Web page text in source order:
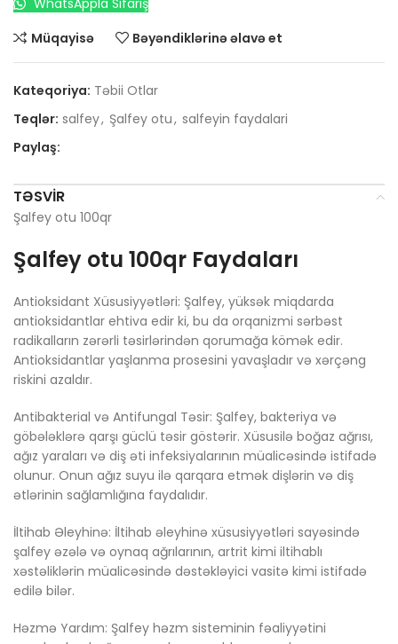
WhatsAppla Sifariş
Müqayisə
Bəyəndiklərinə əlavə et
Kateqoriya: Təbii Otlar
Teqlər: salfey, Şalfey otu, salfeyin faydalari
Paylaş:
TƏSVIR
Şalfey otu 100qr
Şalfey otu 100qr Faydaları
Antioksidant Xüsusiyyətləri: Şalfey, yüksək miqdarda
antioksidantlar ehtiva edir ki, bu da orqanizmi sərbəst
radikalların zərərli təsirlərindən qorumağa kömək edir.
Antioksidantlar yaşlanma prosesini yavaşladır və xərçəng
riskini azaldır.
Antibakterial və Antifungal Təsir: Şalfey, bakteriya və
göbələklərə qarşı güclü təsir göstərir. Xüsusilə boğaz ağrısı,
ağız yaraları və diş əti infeksiyalarının müalicəsində istifadə
olunur. Onun ağız suyu ilə qarqara etmək dişlərin və diş
ətlərinin sağlamlığına faydalıdır.
İltihab Əleyhinə: İltihab əleyhinə xüsusiyyətləri sayəsində
şalfey əzələ və oynaq ağrılarının, artrit kimi iltihablı
xəstəliklərin müalicəsində dəstəkləyici vasitə kimi istifadə
edilə bilər.
Həzmə Yardım: Şalfey həzm sisteminin fəaliyyətini